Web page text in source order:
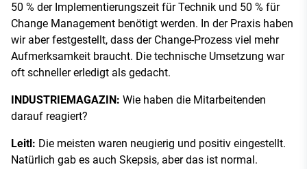
50 % der Implementierungszeit für Technik und 50 % für
Change Management benötigt werden. In der Praxis haben
wir aber festgestellt, dass der Change-Prozess viel mehr
Aufmerksamkeit braucht. Die technische Umsetzung war
oft schneller erledigt als gedacht.
INDUSTRIEMAGAZIN: Wie haben die Mitarbeitenden
darauf reagiert?
Leitl: Die meisten waren neugierig und positiv eingestellt.
Natürlich gab es auch Skepsis, aber das ist normal.